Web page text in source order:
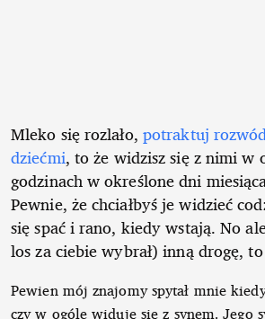
Mleko się rozlało, potraktuj
dziećmi, to że widzisz się z nimi w
godzinach w określone dni
Pewnie, że chciałbyś je widzieć
się spać i rano, kiedy wstają. No
los za ciebie wybrał) inną drogę,
Pewien mój znajomy spytał mnie
czy w ogóle widuję się z synem. Jego